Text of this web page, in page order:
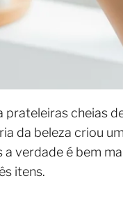
prateleiras cheias
da beleza criou
verdade é bem
itens.